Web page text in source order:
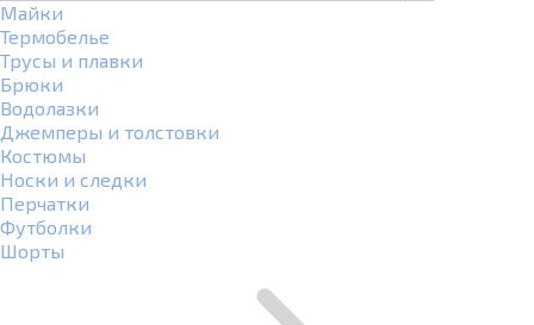
Майки
Термобелье
Трусы и плавки
Брюки
Водолазки
Джемперы и толстовки
Костюмы
Носки и следки
Перчатки
Футболки
Шорты